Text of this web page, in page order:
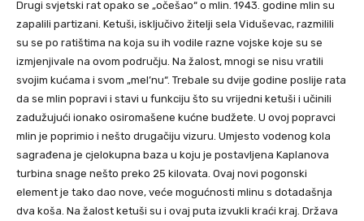
Drugi svjetski rat opako se „očešao“ o mlin. 1943. godine mlin su
zapalili partizani. Ketuši, isključivo žitelji sela Viduševac, razmilili
su se po ratištima na koja su ih vodile razne vojske koje su se
izmjenjivale na ovom području. Na žalost, mnogi se nisu vratili
svojim kućama i svom „mel’nu“. Trebale su dvije godine poslije rata
da se mlin popravi i stavi u funkciju što su vrijedni ketuši i učinili
zadužujući ionako osiromašene kućne budžete. U ovoj popravci
mlin je poprimio i nešto drugačiju vizuru. Umjesto vodenog kola
sagrađena je cjelokupna baza u koju je postavljena Kaplanova
turbina snage nešto preko 25 kilovata. Ovaj novi pogonski
element je tako dao nove, veće mogućnosti mlinu s dotadašnja
dva koša. Na žalost ketuši su i ovaj puta izvukli kraći kraj. Država